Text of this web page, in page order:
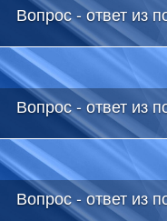
Вопрос - ответ из
Вопрос - ответ из
Вопрос - ответ из